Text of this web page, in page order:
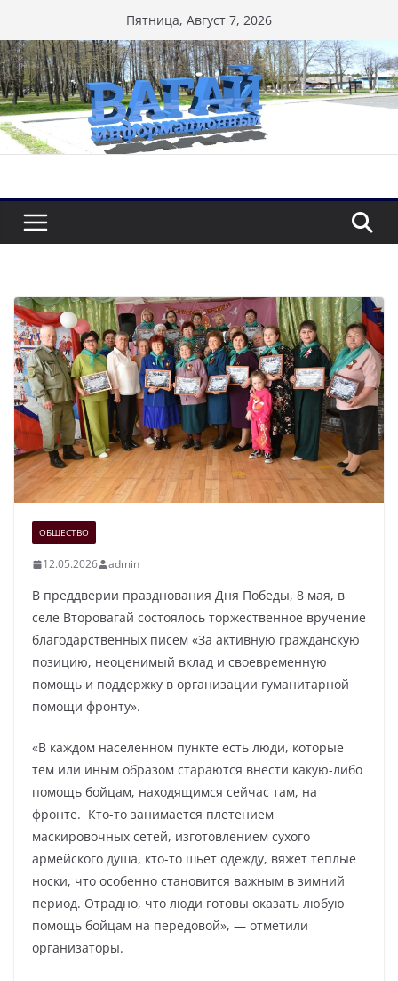
к
содержимому
Пятница, Август 7, 2026
ОБЩЕСТВО
12.05.2026 admin
В преддверии празднования Дня Победы, 8 мая, в
селе Второвагай состоялось торжественное вручение
благодарственных писем «За активную гражданскую
позицию, неоценимый вклад и своевременную
помощь и поддержку в организации гуманитарной
помощи фронту».
«В каждом населенном пункте есть люди, которые
тем или иным образом стараются внести какую-либо
помощь бойцам, находящимся сейчас там, на
фронте. Кто-то занимается плетением
маскировочных сетей, изготовлением сухого
армейского душа, кто-то шьет одежду, вяжет теплые
носки, что особенно становится важным в зимний
период. Отрадно, что люди готовы оказать любую
помощь бойцам на передовой», — отметили
организаторы.